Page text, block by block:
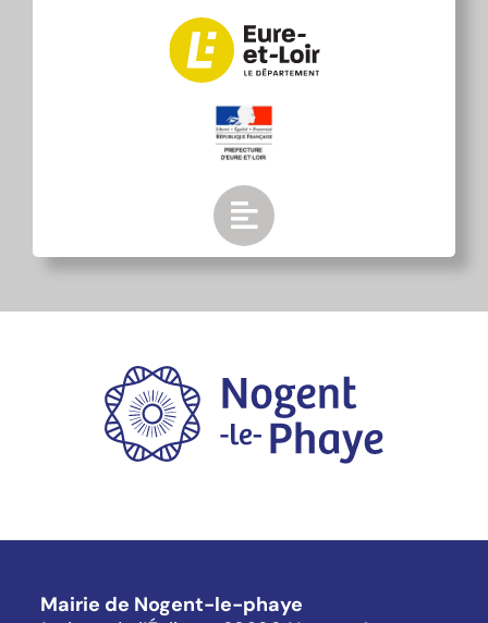
Mairie de Nogent-le-phaye